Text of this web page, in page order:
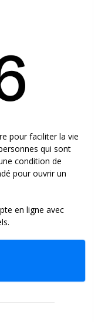
pour faciliter la vie
qui sont
condition de
pour ouvrir un
en ligne avec